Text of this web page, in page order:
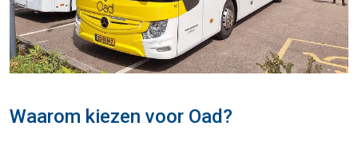
Waarom kiezen voor Oad?